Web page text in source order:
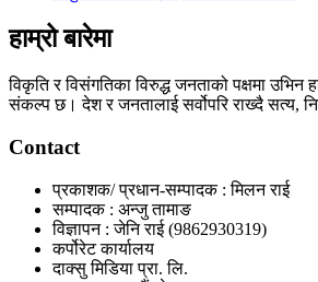
हाम्रो बारेमा
विकृति र विसंगतिका विरुद्ध जनताको पक्षमा
संकल्प छ। देश र जनतालाई सर्वोपरि राख्दै सत्य,
Contact
प्रकाशक/ प्रधान-सम्पादक : मिलन राई
सम्पादक : अन्जु तामाङ
विज्ञापन : जेनि राई (9862930319)
कर्पोरेट कार्यालय
दाक्सु मिडिया प्रा. लि.